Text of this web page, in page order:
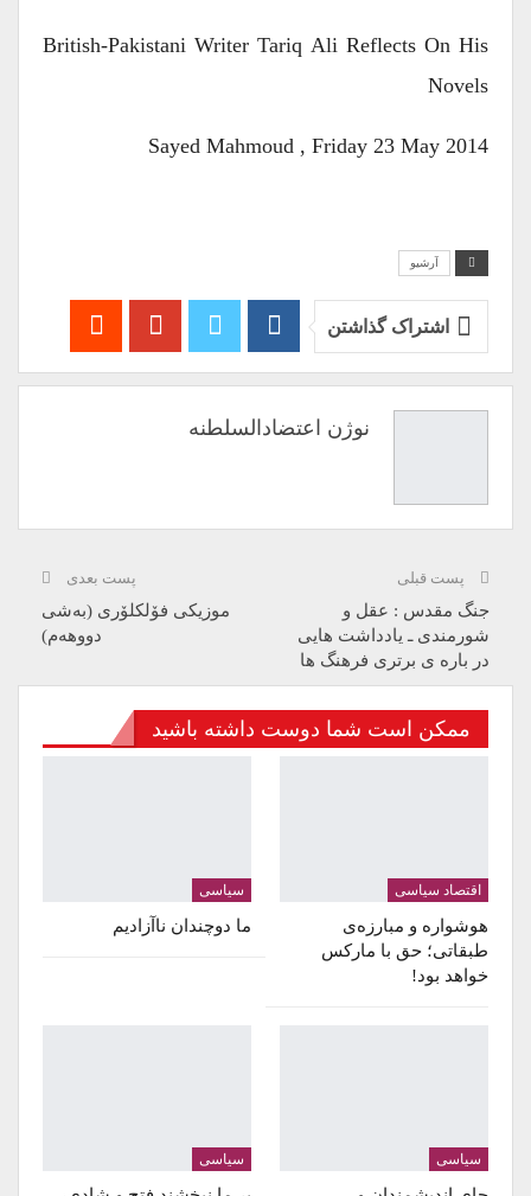
British-Pakistani Writer Tariq Ali Reflects On His
Novels
Sayed Mahmoud , Friday 23 May 2014
آرشیو
اشتراک گذاشتن
نوژن اعتضادالسلطنه
پست قبلی
جنگ مقدس : عقل و
شورمندی ـ یادداشت هایی
در باره ی برتری فرهنگ ها
پست بعدی
موزیکی فۆلکلۆری (بەشی
دووهەم)
ممکن است شما دوست داشته باشید
اقتصاد سیاسی
هوشواره و مبارزه‌ی
طبقاتی؛ حق با مارکس
خواهد بود!
سیاسی
ما دوچندان ناآزادیم
سیاسی سیاسی